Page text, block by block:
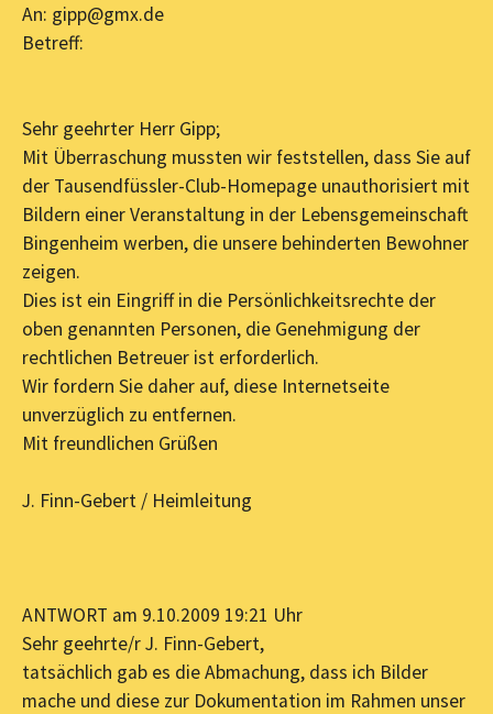
An: gipp@gmx.de
Betreff:
Sehr geehrter Herr Gipp;
Mit Überraschung mussten wir feststellen, dass Sie auf
der Tausendfüssler-Club-Homepage unauthorisiert mit
Bildern einer Veranstaltung in der Lebensgemeinschaft
Bingenheim werben, die unsere behinderten Bewohner
zeigen.
Dies ist ein Eingriff in die Persönlichkeitsrechte der
oben genannten Personen, die Genehmigung der
rechtlichen Betreuer ist erforderlich.
Wir fordern Sie daher auf, diese Internetseite
unverzüglich zu entfernen.
Mit freundlichen Grüßen
J. Finn-Gebert / Heimleitung
ANTWORT am 9.10.2009 19:21 Uhr
Sehr geehrte/r J. Finn-Gebert,
tatsächlich gab es die Abmachung, dass ich Bilder
mache und diese zur Dokumentation im Rahmen unser